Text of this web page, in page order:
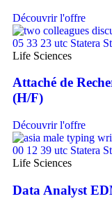
Découvrir l'offre
Life Sciences
Attaché de
(H/F)
Découvrir l'offre
Life Sciences
Data Analyst